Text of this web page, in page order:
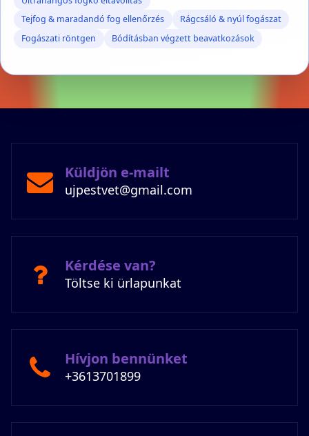
Tejfog & maradandó fog ellenőrzés
Rágcsáló & nyúl fogászat
Fogászati röntgen
Bódításban végzett beavatkozások
Küldjön e-mailt
ujpestvet@gmail.com
Kérdése van?
Töltse ki ürlapunkat
Hívjon bennünket
+3613701899